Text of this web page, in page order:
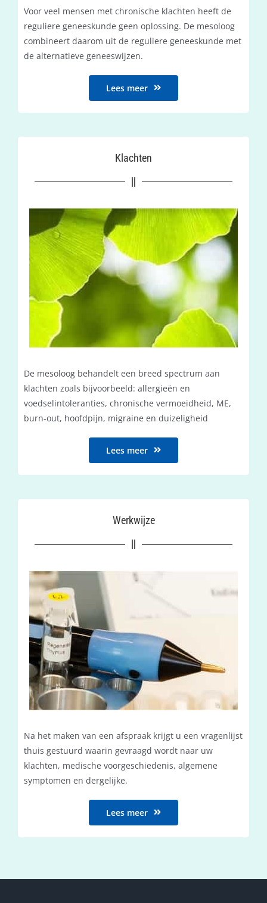
Voor veel mensen met chronische klachten heeft de
reguliere geneeskunde geen oplossing. De mesoloog
combineert daarom uit de reguliere geneeskunde met
de alternatieve geneeswijzen.
Lees meer
Klachten
De mesoloog behandelt een breed spectrum aan
klachten zoals bijvoorbeeld: allergieën en
voedselintoleranties, chronische vermoeidheid, ME,
burn-out, hoofdpijn, migraine en duizeligheid
Lees meer
Werkwijze
Na het maken van een afspraak krijgt u een vragenlijst
thuis gestuurd waarin gevraagd wordt naar uw
klachten, medische voorgeschiedenis, algemene
symptomen en dergelijke.
Lees meer